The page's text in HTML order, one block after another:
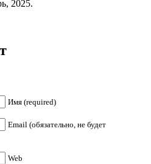
2025.
Имя (required)
Email (обязательно, не будет
Web